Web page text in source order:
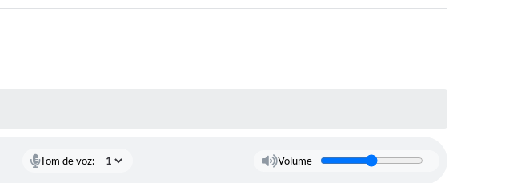
Tom de voz: Volume